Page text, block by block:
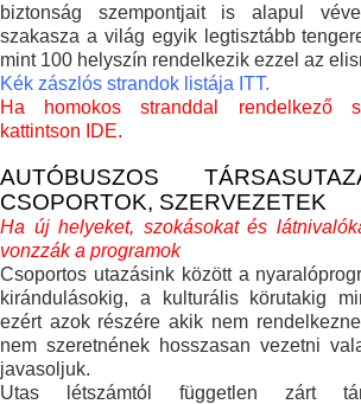
biztonság szempontjait is alapul
szakasza a világ egyik legtisztább
mint 100 helyszín rendelkezik ezzel az
Kék zászlós strandok listája ITT.
Ha homokos stranddal rendelkező
kattintson IDE.
AUTÓBUSZOS
CSOPORTOK, SZERVEZETEK
Ha új helyeket, szokásokat és
vonzzák a programok
Csoportos utazásink között a
kirándulásokig, a kulturális körutakig
ezért azok részére akik nem
nem szeretnének hosszasan vezetni
javasoljuk.
Utas létszámtól független zárt